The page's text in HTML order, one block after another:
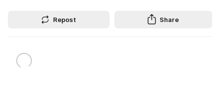
Repost Share